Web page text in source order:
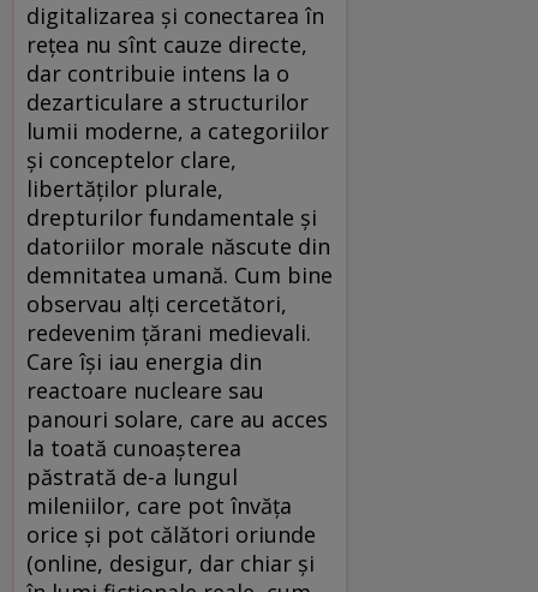
digitalizarea și conectarea în
rețea nu sînt cauze directe,
dar contribuie intens la o
dezarticulare a structurilor
lumii moderne, a categoriilor
și conceptelor clare,
libertăților plurale,
drepturilor fundamentale și
datoriilor morale născute din
demnitatea umană. Cum bine
observau alți cercetători,
redevenim țărani medievali.
Care își iau energia din
reactoare nucleare sau
panouri solare, care au acces
la toată cunoașterea
păstrată de-a lungul
mileniilor, care pot învăța
orice și pot călători oriunde
(online, desigur, dar chiar și